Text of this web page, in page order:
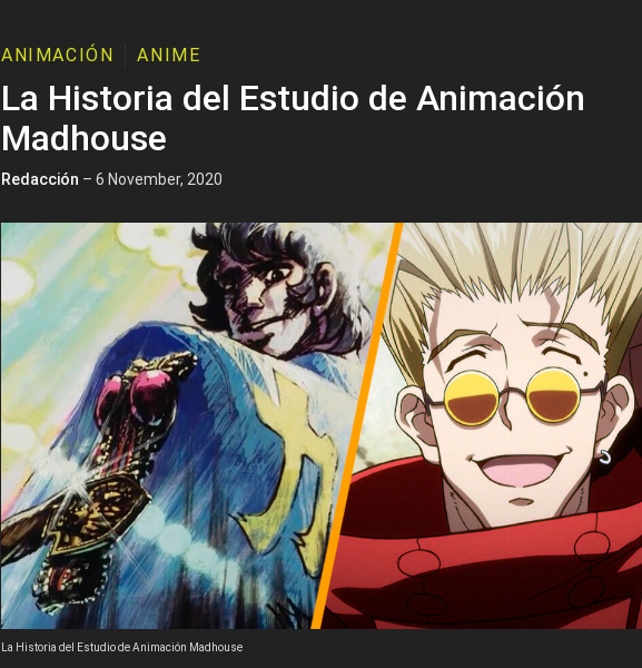
ANIMACIÓN ANIME
La Historia del Estudio de Animación
Madhouse
Redacción – 6 November, 2020
La Historia del Estudio de Animación Madhouse